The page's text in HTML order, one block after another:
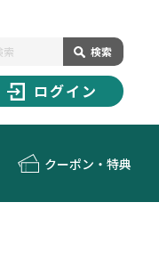
検索
ログイン
クーポン・特典